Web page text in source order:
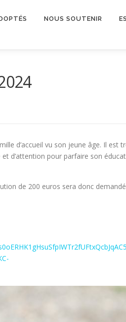
NOUS SOUTENIR
d’accueil vu son jeune âge. Il est
d’attention pour parfaire son
de 200 euros sera donc